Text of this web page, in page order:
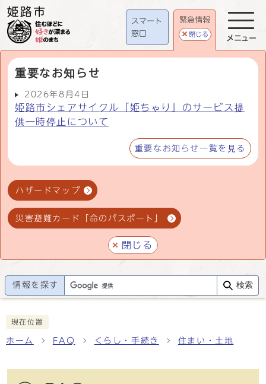
スマート
窓口
緊急情報
閉じる
重要なお知らせ
2026年8月4日
姫路市シェアサイクル「姫ちゃり」のサービス提
供一時停止について
重要なお知らせ一覧を見る
ハザードマップ
災害避難カード「命のパスポート」
閉じる
メニュー
情報を探す 検索
現在位置
ホーム FAQ くらし・手続き 住まい・土地